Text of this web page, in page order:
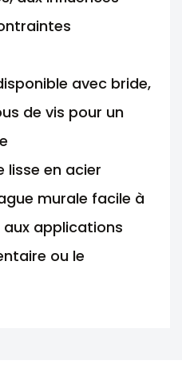
avec bride,
de vis pour un
lisse en acier
murale facile à
applications
ou le